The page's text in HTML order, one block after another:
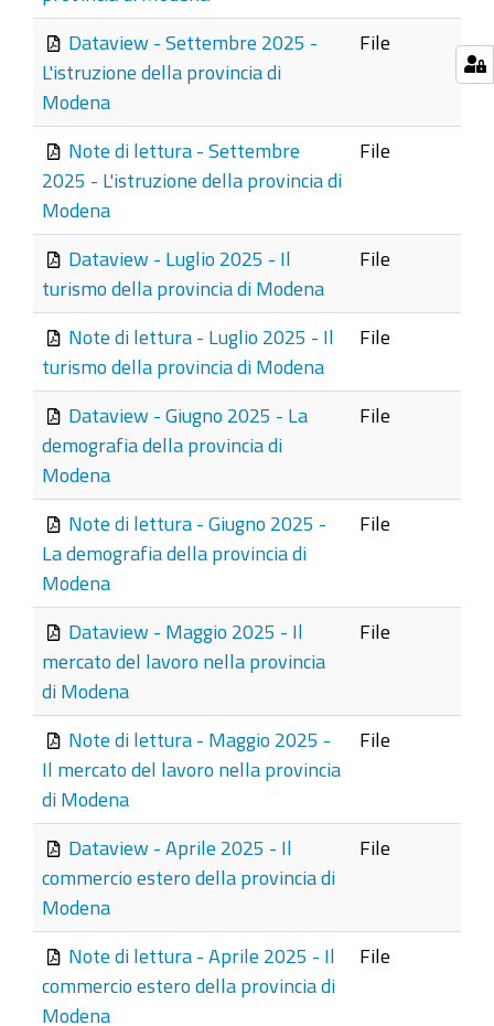
Dataview - Settembre 2025 -
L'istruzione della provincia di
Modena
File
Note di lettura - Settembre
2025 - L'istruzione della provincia di
Modena
File
Dataview - Luglio 2025 - Il
turismo della provincia di Modena
File
Note di lettura - Luglio 2025 - Il
turismo della provincia di Modena
File
Dataview - Giugno 2025 - La
demografia della provincia di
Modena
File
Note di lettura - Giugno 2025 -
La demografia della provincia di
Modena
File
Dataview - Maggio 2025 - Il
mercato del lavoro nella provincia
di Modena
File
Note di lettura - Maggio 2025 -
Il mercato del lavoro nella provincia
di Modena
File
Dataview - Aprile 2025 - Il
commercio estero della provincia di
Modena
File
Note di lettura - Aprile 2025 - Il
commercio estero della provincia di
Modena
File